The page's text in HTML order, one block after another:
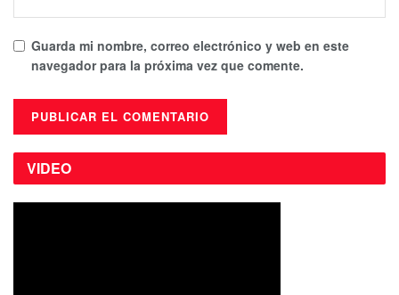
Guarda mi nombre, correo electrónico y web en este
navegador para la próxima vez que comente.
VIDEO